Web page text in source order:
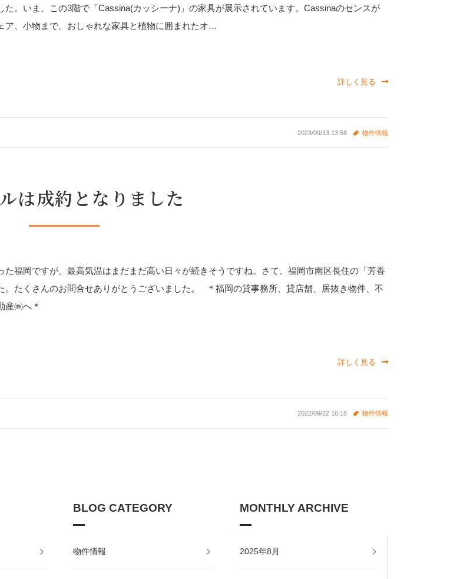
た。いま、この3階で「Cassina(カッシーナ)」の家具が展示されています。Cassinaのセンスが
ア、小物まで。おしゃれな家具と植物に囲まれたオ…
詳しく見る
2023/09/13 13:58 物件情報
は成約となりました
た福岡ですが、最高気温はまだまだ高い日々が続きそうですね。さて、福岡市南区長住の「芳香
。たくさんのお問合せありがとうございました。 ＊福岡の貸事務所、貸店舗、居抜き物件、不
産㈱へ＊
詳しく見る
2022/09/22 16:18 物件情報
BLOG CATEGORY
物件情報
MONTHLY ARCHIVE
2025年8月